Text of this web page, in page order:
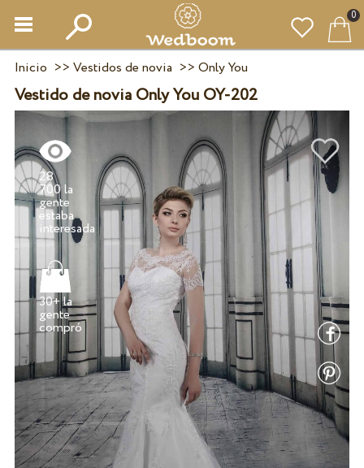
0
Inicio >> Vestidos de novia >> Only You
Vestido de novia Only You OY-202
28
700 la
gente
estaba
30+ la
gente